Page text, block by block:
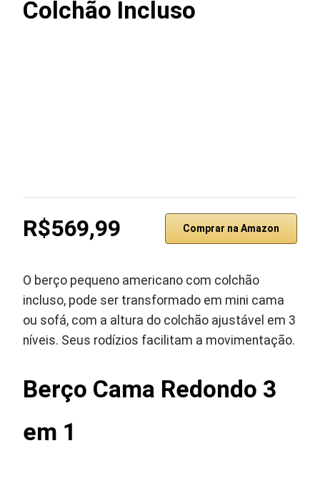
Colchão Incluso
R$569,99 Comprar na Amazon
O berço pequeno americano com colchão
incluso, pode ser transformado em mini cama
ou sofá, com a altura do colchão ajustável em 3
níveis. Seus rodízios facilitam a movimentação.
Berço Cama Redondo 3
em 1